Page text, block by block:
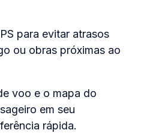
para evitar atrasos
ou obras próximas ao
voo e o mapa do
em seu
rápida.